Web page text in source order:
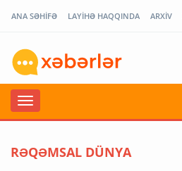
ANA SƏHİFƏ LAYİHƏ HAQQINDA ARXİV
RƏQƏMSAL DÜNYA